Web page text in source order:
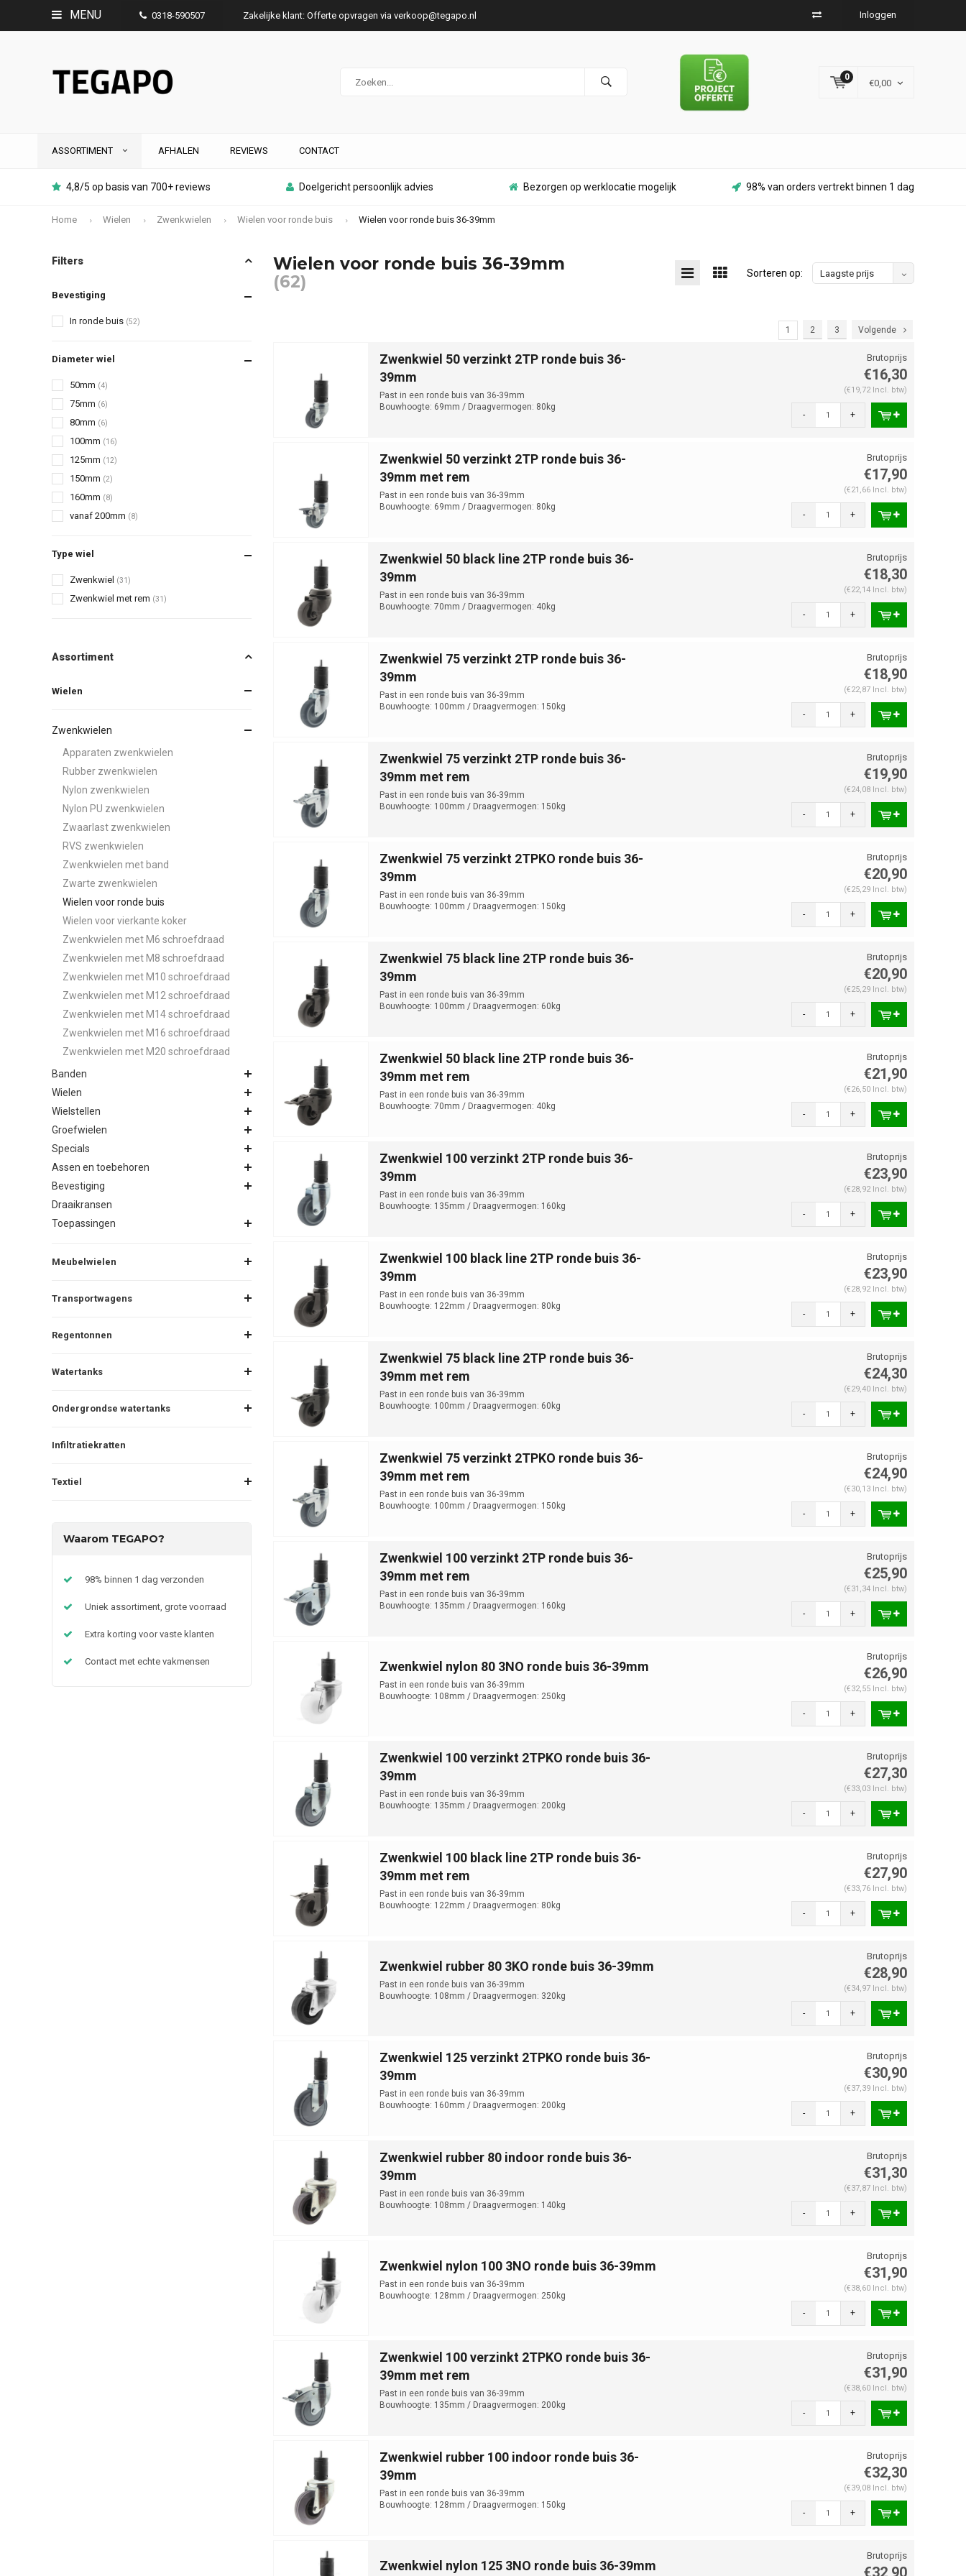
MENU 0318-590507 Zakelijke klant: Offerte opvragen via verkoop@tegapo.nl Inloggen
0
€0,00
ASSORTIMENT AFHALEN REVIEWS CONTACT
4,8/5 op basis van 700+ reviews Doelgericht persoonlijk advies Bezorgen op werklocatie mogelijk 98% van orders vertrekt binnen 1 dag
Home Wielen Zwenkwielen Wielen voor ronde buis Wielen voor ronde buis 36-39mm
Filters
Bevestiging
In ronde buis (52)
Diameter wiel
50mm (4)
75mm (6)
80mm (6)
100mm (16)
125mm (12)
150mm (2)
160mm (8)
vanaf 200mm (8)
Type wiel
Zwenkwiel (31)
Zwenkwiel met rem (31)
Assortiment
Wielen
Zwenkwielen
Apparaten zwenkwielen
Rubber zwenkwielen
Nylon zwenkwielen
Nylon PU zwenkwielen
Zwaarlast zwenkwielen
RVS zwenkwielen
Zwenkwielen met band
Zwarte zwenkwielen
Wielen voor ronde buis
Wielen voor vierkante koker
Zwenkwielen met M6 schroefdraad
Zwenkwielen met M8 schroefdraad
Zwenkwielen met M10 schroefdraad
Zwenkwielen met M12 schroefdraad
Zwenkwielen met M14 schroefdraad
Zwenkwielen met M16 schroefdraad
Zwenkwielen met M20 schroefdraad
Banden
Wielen
Wielstellen
Groefwielen
Specials
Assen en toebehoren
Bevestiging
Draaikransen
Toepassingen
Meubelwielen
Transportwagens
Regentonnen
Watertanks
Ondergrondse watertanks
Infiltratiekratten
Textiel
Waarom TEGAPO?
98% binnen 1 dag verzonden
Uniek assortiment, grote voorraad
Extra korting voor vaste klanten
Contact met echte vakmensen
Wielen voor ronde buis 36-39mm
(62)
Sorteren op: Laagste prijs
1 2 3 Volgende
Zwenkwiel 50 verzinkt 2TP ronde buis 36-
39mm
Past in een ronde buis van 36-39mm
Bouwhoogte: 69mm / Draagvermogen: 80kg
€16,30
(€19,72 Incl. btw)
- +
Zwenkwiel 50 verzinkt 2TP ronde buis 36-
39mm met rem
Past in een ronde buis van 36-39mm
Bouwhoogte: 69mm / Draagvermogen: 80kg
€17,90
(€21,66 Incl. btw)
- +
Zwenkwiel 50 black line 2TP ronde buis 36-
39mm
Past in een ronde buis van 36-39mm
Bouwhoogte: 70mm / Draagvermogen: 40kg
€18,30
(€22,14 Incl. btw)
- +
Zwenkwiel 75 verzinkt 2TP ronde buis 36-
39mm
Past in een ronde buis van 36-39mm
Bouwhoogte: 100mm / Draagvermogen: 150kg
€18,90
(€22,87 Incl. btw)
- +
Zwenkwiel 75 verzinkt 2TP ronde buis 36-
39mm met rem
Past in een ronde buis van 36-39mm
Bouwhoogte: 100mm / Draagvermogen: 150kg
€19,90
(€24,08 Incl. btw)
- +
Zwenkwiel 75 verzinkt 2TPKO ronde buis 36-
39mm
Past in een ronde buis van 36-39mm
Bouwhoogte: 100mm / Draagvermogen: 150kg
€20,90
(€25,29 Incl. btw)
- +
Zwenkwiel 75 black line 2TP ronde buis 36-
39mm
Past in een ronde buis van 36-39mm
Bouwhoogte: 100mm / Draagvermogen: 60kg
€20,90
(€25,29 Incl. btw)
- +
Zwenkwiel 50 black line 2TP ronde buis 36-
39mm met rem
Past in een ronde buis van 36-39mm
Bouwhoogte: 70mm / Draagvermogen: 40kg
€21,90
(€26,50 Incl. btw)
- +
Zwenkwiel 100 verzinkt 2TP ronde buis 36-
39mm
Past in een ronde buis van 36-39mm
Bouwhoogte: 135mm / Draagvermogen: 160kg
€23,90
(€28,92 Incl. btw)
- +
Zwenkwiel 100 black line 2TP ronde buis 36-
39mm
Past in een ronde buis van 36-39mm
Bouwhoogte: 122mm / Draagvermogen: 80kg
€23,90
(€28,92 Incl. btw)
- +
Zwenkwiel 75 black line 2TP ronde buis 36-
39mm met rem
Past in een ronde buis van 36-39mm
Bouwhoogte: 100mm / Draagvermogen: 60kg
€24,30
(€29,40 Incl. btw)
- +
Zwenkwiel 75 verzinkt 2TPKO ronde buis 36-
39mm met rem
Past in een ronde buis van 36-39mm
Bouwhoogte: 100mm / Draagvermogen: 150kg
€24,90
(€30,13 Incl. btw)
- +
Zwenkwiel 100 verzinkt 2TP ronde buis 36-
39mm met rem
Past in een ronde buis van 36-39mm
Bouwhoogte: 135mm / Draagvermogen: 160kg
€25,90
(€31,34 Incl. btw)
- +
Zwenkwiel nylon 80 3NO ronde buis 36-39mm
Past in een ronde buis van 36-39mm
Bouwhoogte: 108mm / Draagvermogen: 250kg
€26,90
(€32,55 Incl. btw)
- +
Zwenkwiel 100 verzinkt 2TPKO ronde buis 36-
39mm
Past in een ronde buis van 36-39mm
Bouwhoogte: 135mm / Draagvermogen: 200kg
€27,30
(€33,03 Incl. btw)
- +
Zwenkwiel 100 black line 2TP ronde buis 36-
39mm met rem
Past in een ronde buis van 36-39mm
Bouwhoogte: 122mm / Draagvermogen: 80kg
€27,90
(€33,76 Incl. btw)
- +
Zwenkwiel rubber 80 3KO ronde buis 36-39mm
Past in een ronde buis van 36-39mm
Bouwhoogte: 108mm / Draagvermogen: 320kg
€28,90
(€34,97 Incl. btw)
- +
Zwenkwiel 125 verzinkt 2TPKO ronde buis 36-
39mm
Past in een ronde buis van 36-39mm
Bouwhoogte: 160mm / Draagvermogen: 200kg
€30,90
(€37,39 Incl. btw)
- +
Zwenkwiel rubber 80 indoor ronde buis 36-
39mm
Past in een ronde buis van 36-39mm
Bouwhoogte: 108mm / Draagvermogen: 140kg
€31,30
(€37,87 Incl. btw)
- +
Zwenkwiel nylon 100 3NO ronde buis 36-39mm
Past in een ronde buis van 36-39mm
Bouwhoogte: 128mm / Draagvermogen: 250kg
€31,90
(€38,60 Incl. btw)
- +
Zwenkwiel 100 verzinkt 2TPKO ronde buis 36-
39mm met rem
Past in een ronde buis van 36-39mm
Bouwhoogte: 135mm / Draagvermogen: 200kg
€31,90
(€38,60 Incl. btw)
- +
Zwenkwiel rubber 100 indoor ronde buis 36-
39mm
Past in een ronde buis van 36-39mm
Bouwhoogte: 128mm / Draagvermogen: 150kg
€32,30
(€39,08 Incl. btw)
- +
Zwenkwiel nylon 125 3NO ronde buis 36-39mm €32,90